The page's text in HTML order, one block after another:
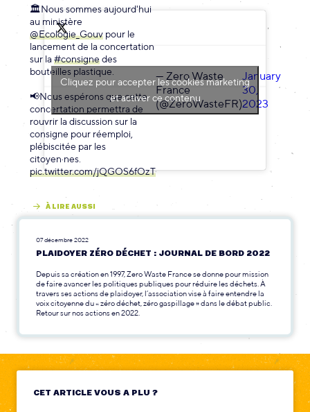
🏛️Nous sommes aujourd'hui
au ministère
@Ecologie_Gouvpour le
lancement de la concertation
sur la#consignedes
bouteilles plastique.
📢Nous espérons que cette
concertation permettra de
rouvrir la discussion sur la
consigne pour réemploi,
plébiscitée par les
citoyen·nes.
pic.twitter.com/jQGOS6fOzT
— Zero Waste
France
(@ZeroWasteFR)
January
30,
2023
Cliquez pour accepter les cookies marketing
et activer ce contenu
À LIRE AUSSI
07 décembre 2022
PLAIDOYER ZÉRO DÉCHET : JOURNAL DE BORD 2022
Depuis sa création en 1997, Zero Waste France se donne pour mission
de faire avancer les politiques publiques pour réduire les déchets. À
travers ses actions de plaidoyer, l’association vise à faire entendre la
voix citoyenne du « zéro déchet, zéro gaspillage » dans le débat public.
Retour sur nos actions en 2022.
CET ARTICLE VOUS A PLU ?